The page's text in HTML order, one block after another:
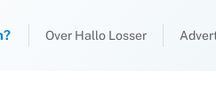
Over Hallo Losser